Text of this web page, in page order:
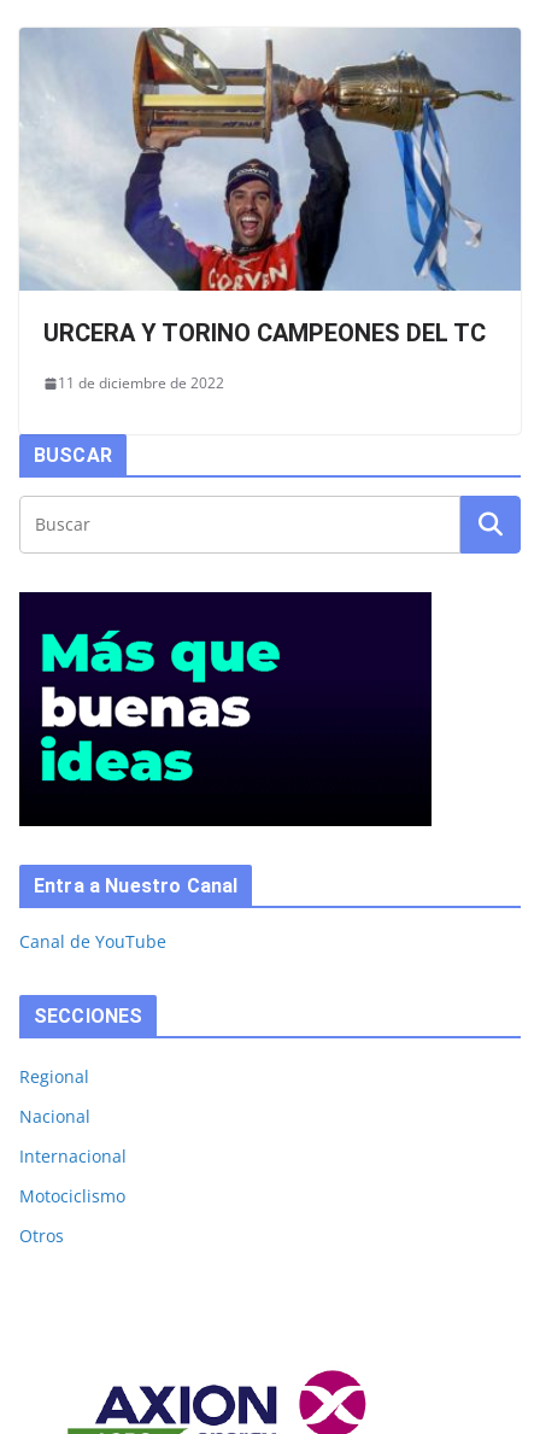
URCERA Y TORINO CAMPEONES DEL TC
11 de diciembre de 2022
BUSCAR
Entra a Nuestro Canal
Canal de YouTube
SECCIONES
Regional
Nacional
Internacional
Motociclismo
Otros